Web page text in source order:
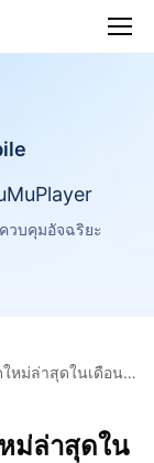
วบคุมอัจฉริยะ
หม่ล่าสุดในเดือนธั
ม่ล่าสุดใน